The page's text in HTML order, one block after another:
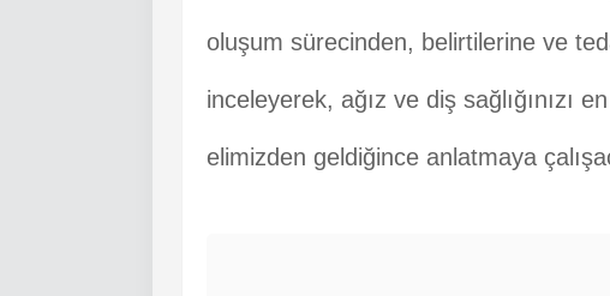
oluşum sürecinden, belirtilerine ve
inceleyerek, ağız ve diş sağlığınızı
elimizden geldiğince anlatmaya